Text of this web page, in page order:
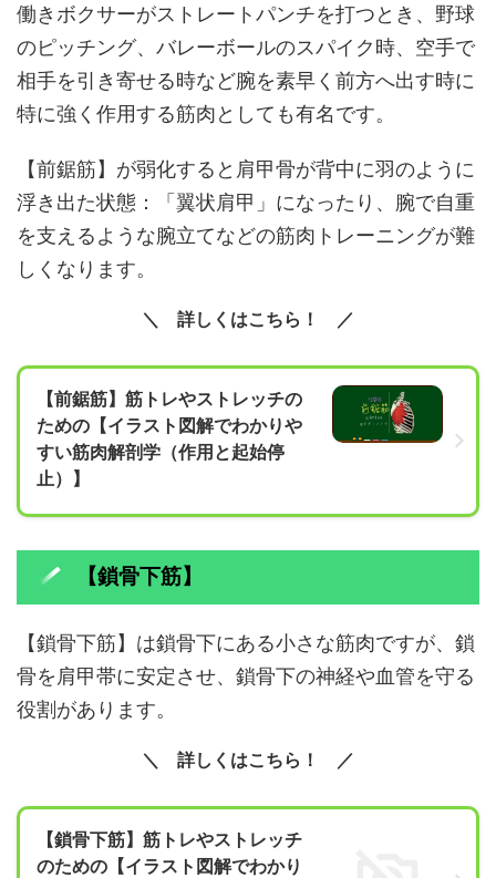
働きボクサーがストレートパンチを打つとき、野球
のピッチング、バレーボールのスパイク時、空手で
相手を引き寄せる時など腕を素早く前方へ出す時に
特に強く作用する筋肉としても有名です。
【前鋸筋】が弱化すると肩甲骨が背中に羽のように
浮き出た状態：「翼状肩甲」になったり、腕で自重
を支えるような腕立てなどの筋肉トレーニングが難
しくなります。
詳しくはこちら！
【前鋸筋】筋トレやストレッチの
ための【イラスト図解でわかりや
すい筋肉解剖学（作用と起始停
止）】
【鎖骨下筋】
【鎖骨下筋】は鎖骨下にある小さな筋肉ですが、鎖
骨を肩甲帯に安定させ、鎖骨下の神経や血管を守る
役割があります。
詳しくはこちら！
【鎖骨下筋】筋トレやストレッチ
のための【イラスト図解でわかり